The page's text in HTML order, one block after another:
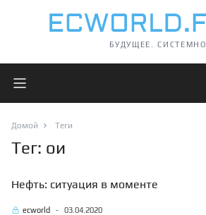
БУДУЩЕЕ. СИСТЕМНО
Открыть главное меню
Домой Теги
Тег: ои
Нефть: ситуация в моменте
ecworld - 03.04.2020